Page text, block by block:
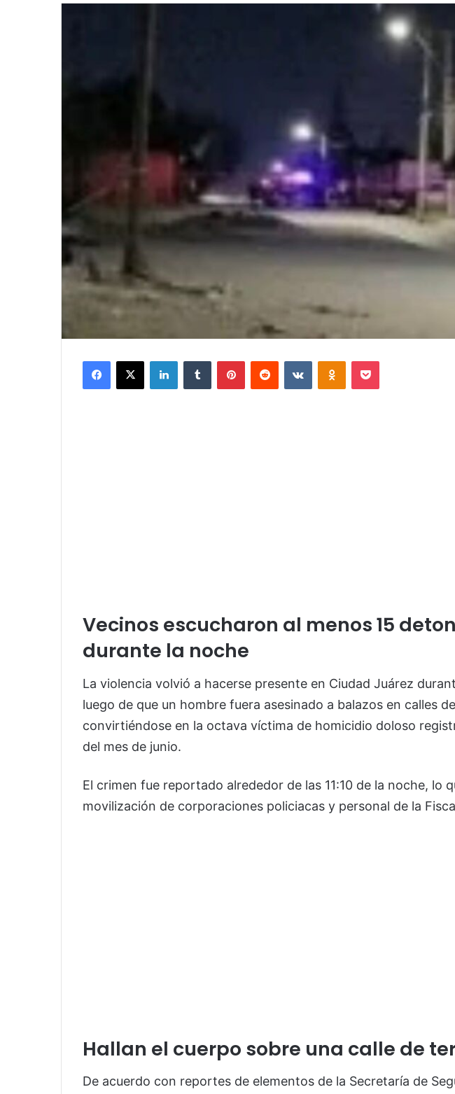
email
Facebook
X LinkedInTumblr PinterestReddit VKontakteOdnoklassniki
Pocket
Vecinos escucharon al menos 15
durante la noche
La violencia volvió a hacerse presente en Ciudad Juárez
luego de que un hombre fuera asesinado a balazos en calles
convirtiéndose en la octava víctima de homicidio doloso
del mes de junio.
El crimen fue reportado alrededor de las 11:10 de la noche, lo
movilización de corporaciones policiacas y personal de la
Hallan el cuerpo sobre una calle de
De acuerdo con reportes de elementos de la Secretaría de